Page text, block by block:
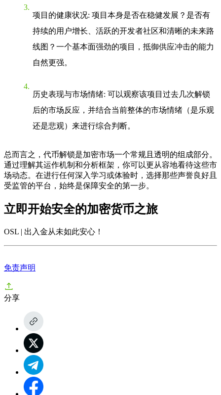
项目的健康状况: 项目本身是否在稳健发展？是否有
持续的用户增长、活跃的开发者社区和清晰的未来路
线图？一个基本面强劲的项目，抵御供应冲击的能力
自然更强。
历史表现与市场情绪: 可以观察该项目过去几次解锁
后的市场反应，并结合当前整体的市场情绪（是乐观
还是悲观）来进行综合判断。
总而言之，代币解锁是加密市场一个常规且透明的组成部分。
通过理解其运作机制和分析框架，你可以更从容地看待这些市
场动态。在进行任何深入学习或体验时，选择那些声誉良好且
受监管的平台，始终是保障安全的第一步。
立即开始安全的加密货币之旅
OSL | 出入金从未如此安心 ！
免责声明
分享